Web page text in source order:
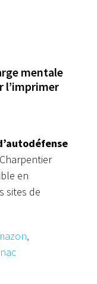
mentale
l’imprimer
en
sites de
,